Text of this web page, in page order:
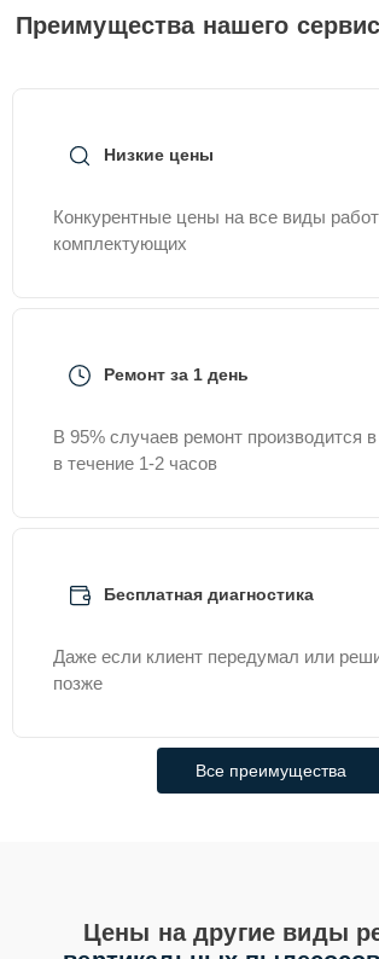
Преимущества нашего
Низкие цены
Конкурентные цены на все виды
комплектующих
Ремонт за 1 день
В 95% случаев ремонт производится
в течение 1-2 часов
Бесплатная диагностика
Даже если клиент передумал или
позже
Все преимущества
Цены на другие виды